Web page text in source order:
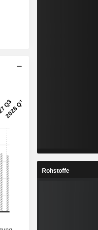
Rohstoffe